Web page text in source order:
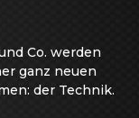
Co. werden
ganz neuen
der Technik.